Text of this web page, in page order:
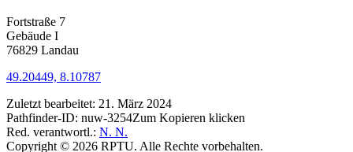
Fortstraße 7
Gebäude I
76829 Landau
49.20449, 8.10787
Zuletzt bearbeitet: 21. März 2024
Pathfinder-ID: nuw-3254Zum Kopieren klicken
Red. verantwortl.: N. N.
Copyright © 2026 RPTU. Alle Rechte vorbehalten.